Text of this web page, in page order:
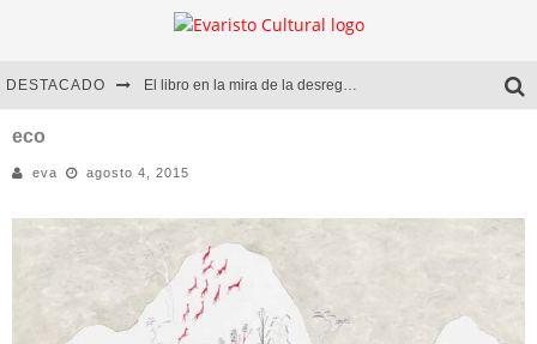
DESTACADO El libro en la mira de la desregulación
Diego Meret | Hotel Acapulco
Alejandra Correa | La nieve
eco
eva agosto 4, 2015